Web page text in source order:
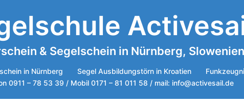
& Segelschein in Nürnberg,
in Nürnberg Segel Ausbildungstörn in Kroatien
0911 – 78 53 39 / Mobil 0171 – 81 011 58 / mail: info@activesail.de